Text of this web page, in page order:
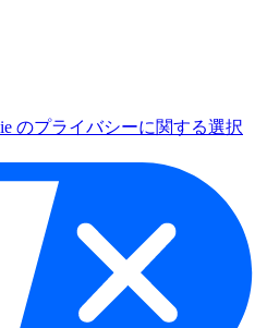
のプライバシーに関する選択